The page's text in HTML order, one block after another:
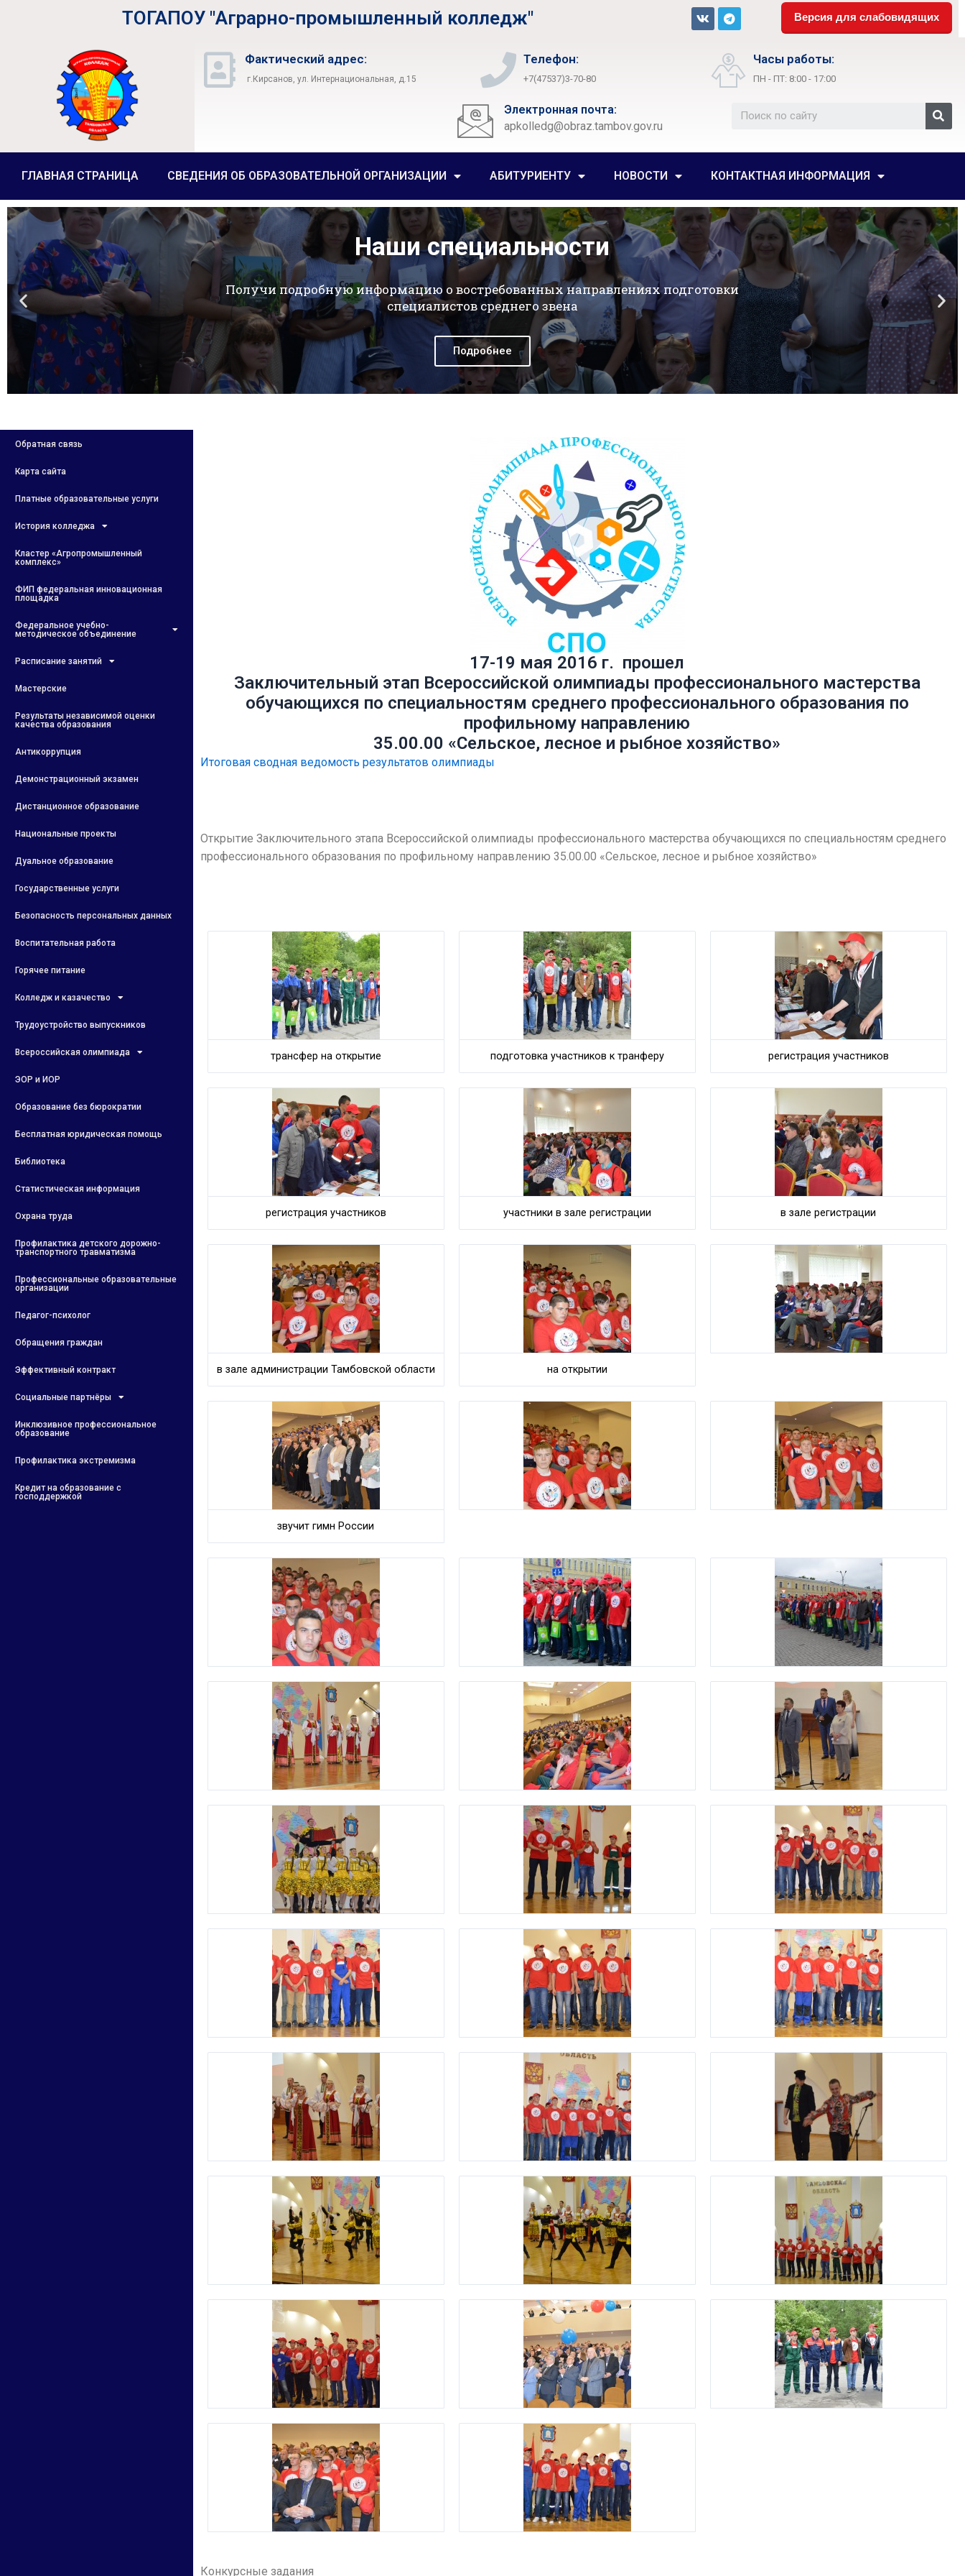
ТОГАПОУ "Аграрно-промышленный колледж" Версия для слабовидящих
Фактический адрес:
г.Кирсанов, ул. Интернациональная, д.15
Телефон:
+7(47537)3-70-80
Часы работы:
ПН - ПТ: 8:00 - 17:00
Электронная почта:
apkolledg@obraz.tambov.gov.ru
ГЛАВНАЯ СТРАНИЦА СВЕДЕНИЯ ОБ ОБРАЗОВАТЕЛЬНОЙ ОРГАНИЗАЦИИ АБИТУРИЕНТУ НОВОСТИ КОНТАКТНАЯ ИНФОРМАЦИЯ
Платные образовательные услуги
Получи подробную информацию о дополнительных программах подготовки в
современных аудиториях и мастерских колледжа
Подробнее
Обратная связь
Карта сайта
Платные образовательные услуги
История колледжа
Кластер «Агропромышленный
комплекс»
ФИП федеральная инновационная
площадка
Федеральное учебно-
методическое объединение
Расписание занятий
Мастерские
Результаты независимой оценки
качества образования
Антикоррупция
Демонстрационный экзамен
Дистанционное образование
Национальные проекты
Дуальное образование
Государственные услуги
Безопасность персональных данных
Воспитательная работа
Горячее питание
Колледж и казачество
Трудоустройство выпускников
Всероссийская олимпиада
ЭОР и ИОР
Образование без бюрократии
Бесплатная юридическая помощь
Библиотека
Статистическая информация
Охрана труда
Профилактика детского дорожно-
транспортного травматизма
Профессиональные образовательные
организации
Педагог-психолог
Обращения граждан
Эффективный контракт
Социальные партнёры
Инклюзивное профессиональное
образование
Профилактика экстремизма
Кредит на образование с
господдержкой
17-19 мая 2016 г. прошел
Заключительный этап Всероссийской олимпиады профессионального мастерства
обучающихся по специальностям среднего профессионального образования по
профильному направлению
35.00.00 «Сельское, лесное и рыбное хозяйство»
Итоговая сводная ведомость результатов олимпиады
Открытие Заключительного этапа Всероссийской олимпиады профессионального мастерства обучающихся по специальностям среднего
профессионального образования по профильному направлению 35.00.00 «Сельское, лесное и рыбное хозяйство»
трансфер на открытие подготовка участников к транферу регистрация участников
регистрация участников участники в зале регистрации в зале регистрации
в зале администрации Тамбовской области на открытии
звучит гимн России
Конкурсные задания